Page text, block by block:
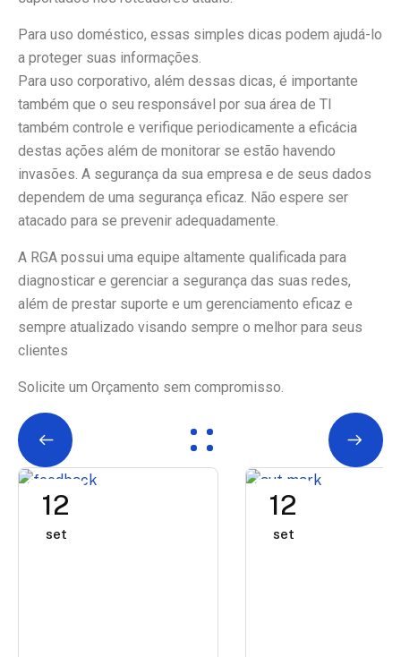
Para uso doméstico, essas simples dicas podem ajudá-lo
a proteger suas informações.
Para uso corporativo, além dessas dicas, é importante
também que o seu responsável por sua área de TI
também controle e verifique periodicamente a eficácia
destas ações além de monitorar se estão havendo
invasões. A segurança da sua empresa e de seus dados
dependem de uma segurança eficaz. Não espere ser
atacado para se prevenir adequadamente.
A RGA possui uma equipe altamente qualificada para
diagnosticar e gerenciar a segurança das suas redes,
além de prestar suporte e um gerenciamento eficaz e
sempre atualizado visando sempre o melhor para seus
clientes
Solicite um Orçamento sem compromisso.
12
set
12
set